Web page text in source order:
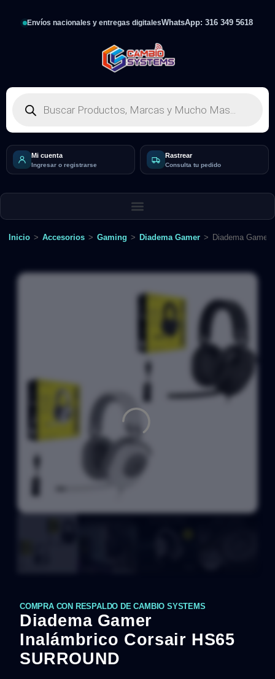
Envíos nacionales y entregas digitalesWhatsApp: 316 349 5618
Mi cuenta
Ingresar o registrarse
Rastrear
Consulta tu pedido
Inicio > Accesorios > Gaming > Diadema Gamer > Diadema Gamer
COMPRA CON RESPALDO DE CAMBIO SYSTEMS
Diadema Gamer
Inalámbrico Corsair HS65
SURROUND